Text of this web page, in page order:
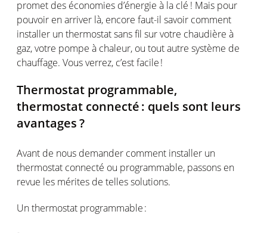
promet des économies d’énergie à la clé ! Mais pour
pouvoir enarriver là, encore faut-il savoir comment
installer un thermostat sans fil survotre chaudière à
gaz,votre pompe à chaleur, ou toutautre système de
chauffage. Vousverrez, c’estfacile!
Thermostat programmable,
thermostat connecté: quels sont leurs
avantages?
Avant de nous demander comment installer un
thermostat connecté ou programmable, passons en
revue les mérites de tellessolutions.
Un thermostat programmable :